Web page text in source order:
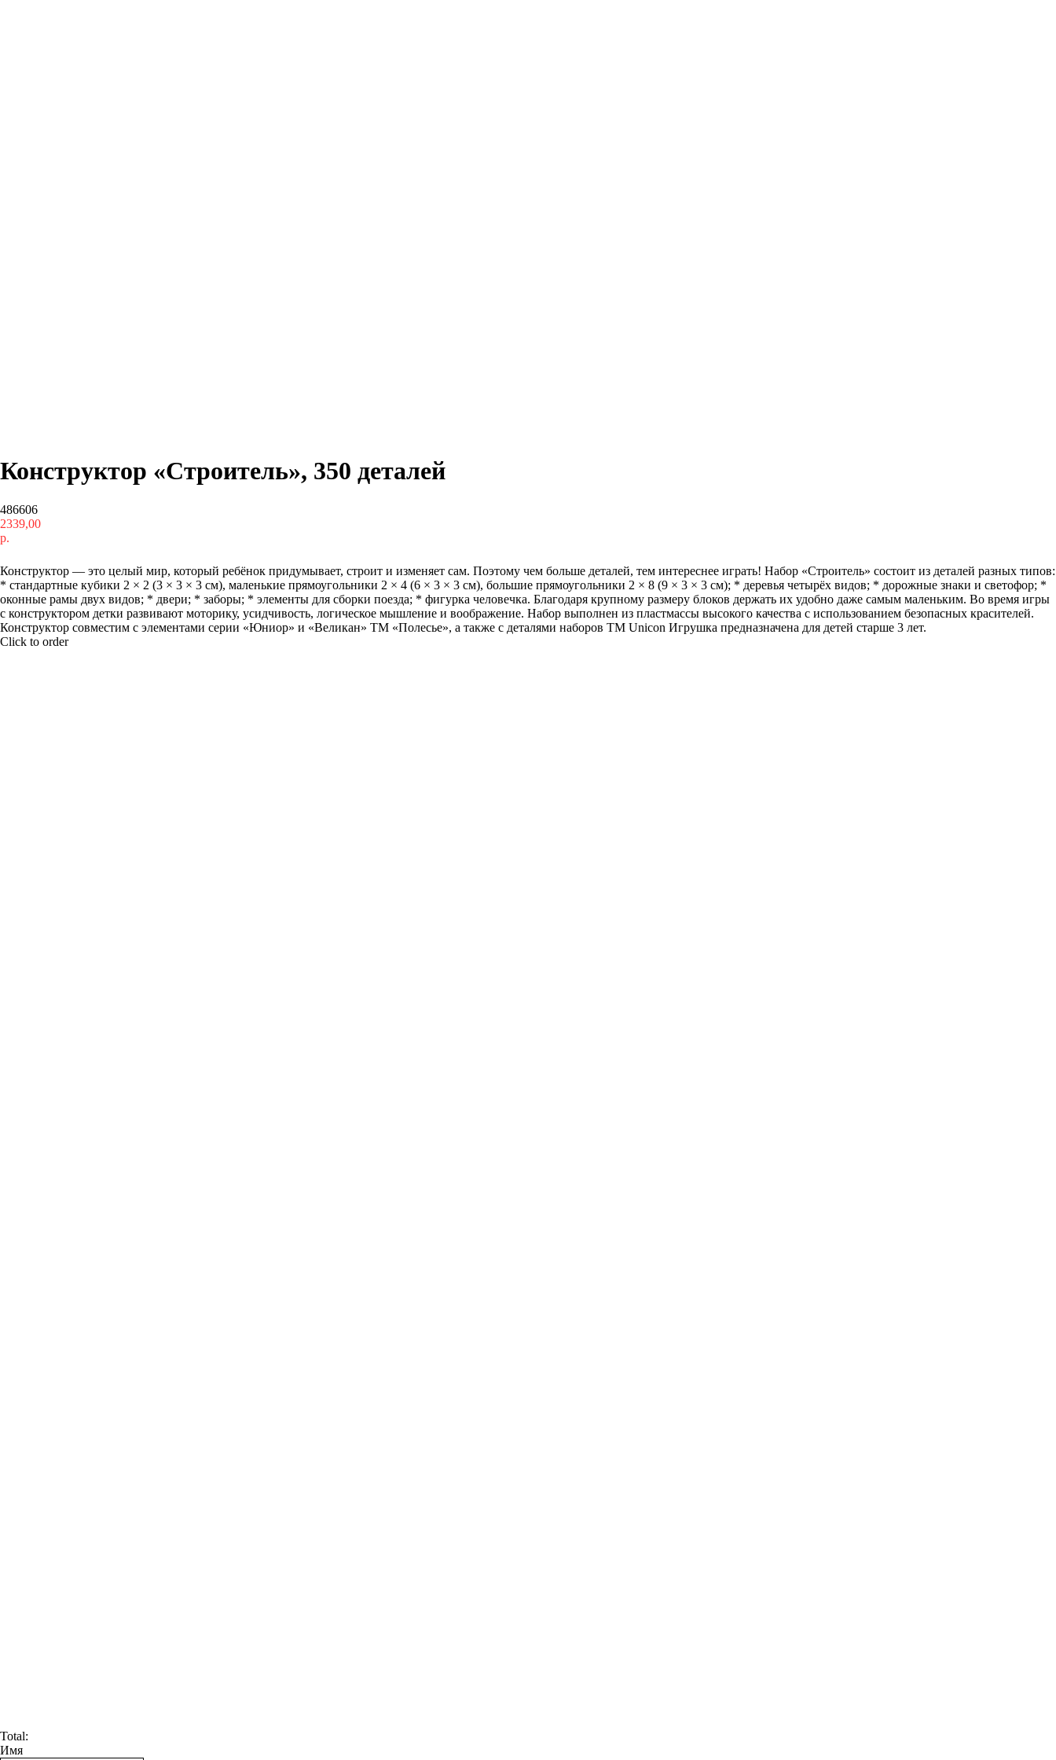
Конструктор «Строитель», 350 деталей
486606
2339,00
р.
Конструктор — это целый мир, который ребёнок придумывает, строит и изменяет сам. Поэтому чем больше деталей, тем интереснее играть! Набор «Строитель» состоит из деталей разных типов:
* стандартные кубики 2 × 2 (3 × 3 × 3 см), маленькие прямоугольники 2 × 4 (6 × 3 × 3 см), большие прямоугольники 2 × 8 (9 × 3 × 3 см); * деревья четырёх видов; * дорожные знаки и светофор; *
оконные рамы двух видов; * двери; * заборы; * элементы для сборки поезда; * фигурка человечка. Благодаря крупному размеру блоков держать их удобно даже самым маленьким. Во время игры
с конструктором детки развивают моторику, усидчивость, логическое мышление и воображение. Набор выполнен из пластмассы высокого качества с использованием безопасных красителей.
Конструктор совместим с элементами серии «Юниор» и «Великан» ТМ «Полесье», а также с деталями наборов ТМ Unicon Игрушка предназначена для детей старше 3 лет.
Click to order
Total:
Имя